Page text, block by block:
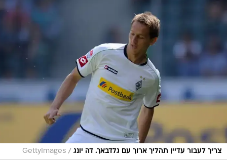
צריך לעבור עדיין תהליך ארוך עם גלדבאך. דה יונג /
GettyImages